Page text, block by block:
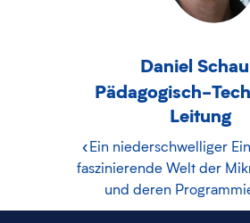
Daniel
Pädagogisch-
Leitung
«Ein niederschwelliger
faszinierende Welt der
und deren